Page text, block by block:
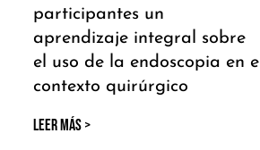
participantes un
aprendizaje integral sobre
el uso de la endoscopia en el
contexto quirúrgico
LEER MÁS >